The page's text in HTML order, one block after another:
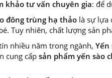
khảo tư vấn chuyên gia: để
đông trùng hạ thảolà sự lựa
Tuy nhiên, chất lượng sản
nhiều năm trong ngành, Yến
cung cấpsản phẩm yến sào